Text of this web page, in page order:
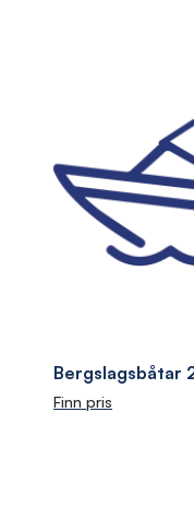
Bergslagsbåtar
Finn pris